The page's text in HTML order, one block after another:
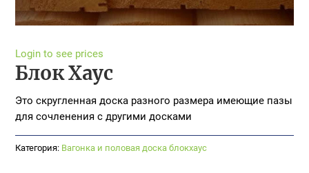
Login to see prices
Блок Хаус
Это скругленная доска разного размера имеющие пазы
для сочленения с другими досками
Категория: Вагонка и половая доска блокхаус